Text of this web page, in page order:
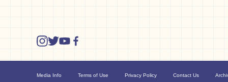
Media Info Terms of Use Privacy Policy Contact Us